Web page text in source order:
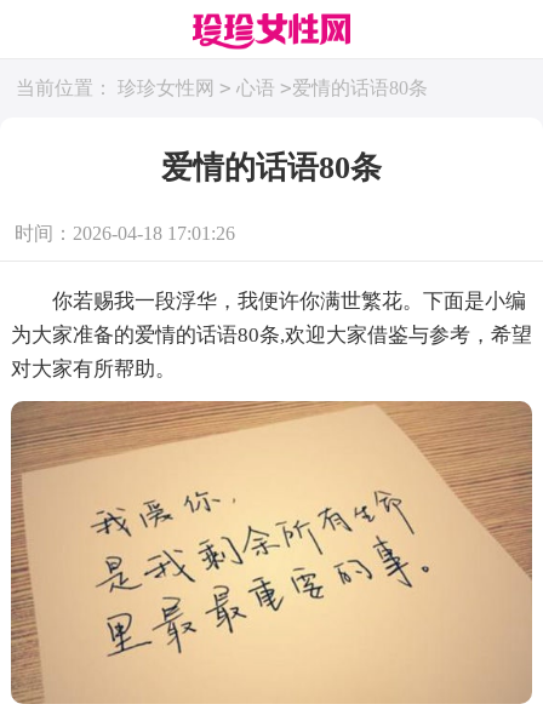
当前位置： 珍珍女性网 > 心语 >爱情的话语80条
爱情的话语80条
时间：2026-04-18 17:01:26
你若赐我一段浮华，我便许你满世繁花。下面是小编
为大家准备的爱情的话语80条,欢迎大家借鉴与参考，希望
对大家有所帮助。